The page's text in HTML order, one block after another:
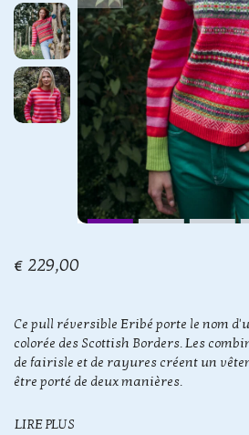
€ 229,00
Ce pull réversible Eribé porte le nom
colorée des Scottish Borders. Les
de fairisle et de rayures créent un
être porté de deux manières.
LIRE PLUS